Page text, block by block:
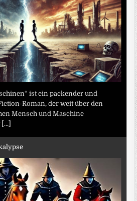
ist ein packender und
Roman, der weit über den
Mensch und Maschine
[...]